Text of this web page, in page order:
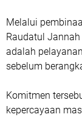
Melalui
Raudatul
adalah
sebelum
Komitmen
kepercayaan